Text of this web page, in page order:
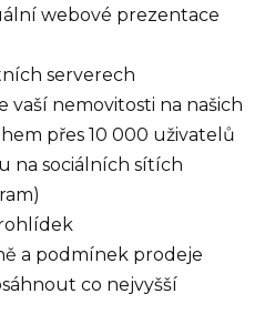
webové prezentace
serverech
nemovitosti na našich
přes 10 000 uživatelů
sociálních sítích
a podmínek prodeje
co nejvyšší